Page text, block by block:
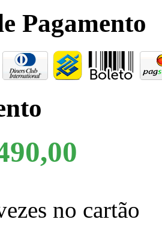
Pagamento
no cartão